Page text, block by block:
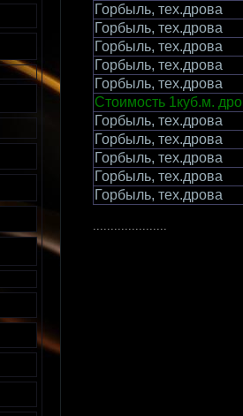
Горбыль, тех.дрова
Горбыль, тех.дрова
Горбыль, тех.дрова
Горбыль, тех.дрова
Горбыль, тех.дрова
Стоимость 1куб.м.
Горбыль, тех.дрова
Горбыль, тех.дрова
Горбыль, тех.дрова
Горбыль, тех.дрова
Горбыль, тех.дрова
.....................